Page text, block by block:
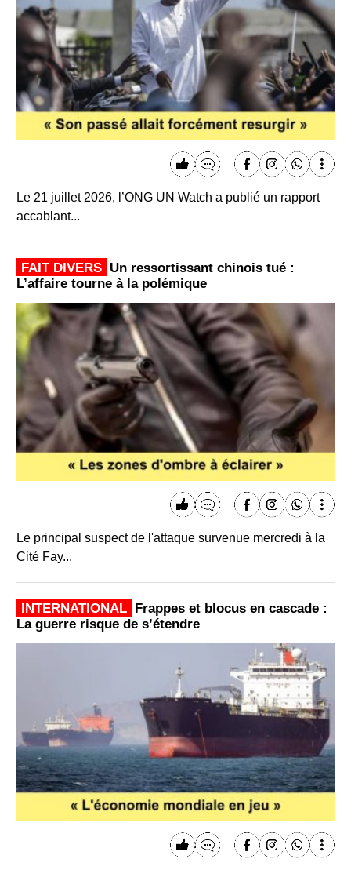
Le 21 juillet 2026, l’ONG UN Watch a publié un rapport
accablant...
FAIT DIVERS Un ressortissant chinois tué :
L’affaire tourne à la polémique
Le principal suspect de l'attaque survenue mercredi à la
Cité Fay...
INTERNATIONAL Frappes et blocus en cascade :
La guerre risque de s’étendre